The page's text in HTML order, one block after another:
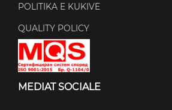
POLITIKA E KUKIVE
QUALITY POLICY
MEDIAT SOCIALE